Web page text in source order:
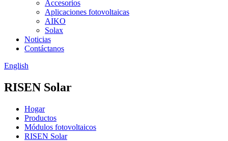
Accesorios
Aplicaciones fotovoltaicas
AIKO
Solax
Noticias
Contáctanos
English
RISEN Solar
Hogar
Productos
Módulos fotovoltaicos
RISEN Solar